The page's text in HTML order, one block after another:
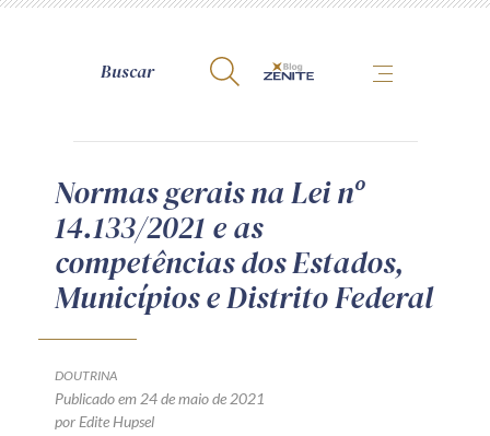
A Zênite
Como publicar conosco
Site da Zênite
Contato
Guia de Direitos dos Titulares de Dados
Normas gerais na Lei nº
14.133/2021 e as
competências dos Estados,
Municípios e Distrito Federal
DOUTRINA
Publicado em 24 de maio de 2021
por Edite Hupsel